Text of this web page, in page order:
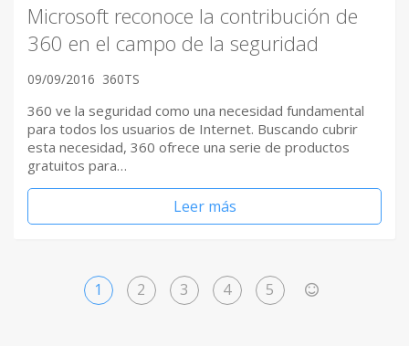
Microsoft reconoce la contribución de
360 en el campo de la seguridad
09/09/2016 360TS
360 ve la seguridad como una necesidad fundamental
para todos los usuarios de Internet. Buscando cubrir
esta necesidad, 360 ofrece una serie de productos
gratuitos para…
Leer más
1 2 3 4 5